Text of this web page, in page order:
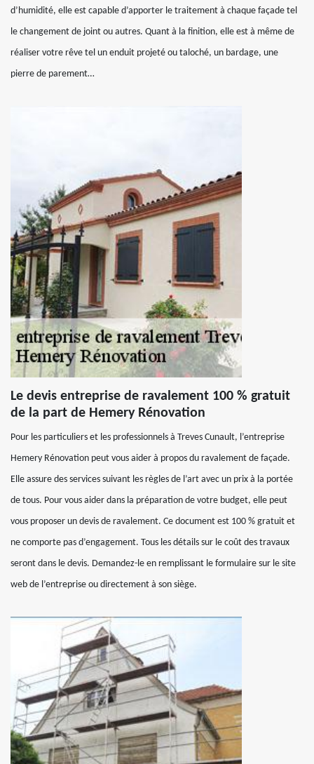
d’humidité, elle est capable d’apporter le traitement à chaque façade tel
le changement de joint ou autres. Quant à la finition, elle est à même de
réaliser votre rêve tel un enduit projeté ou taloché, un bardage, une
pierre de parement…
Le devis entreprise de ravalement 100 % gratuit
de la part de Hemery Rénovation
Pour les particuliers et les professionnels à Treves Cunault, l’entreprise
Hemery Rénovation peut vous aider à propos du ravalement de façade.
Elle assure des services suivant les règles de l’art avec un prix à la portée
de tous. Pour vous aider dans la préparation de votre budget, elle peut
vous proposer un devis de ravalement. Ce document est 100 % gratuit et
ne comporte pas d’engagement. Tous les détails sur le coût des travaux
seront dans le devis. Demandez-le en remplissant le formulaire sur le site
web de l’entreprise ou directement à son siège.